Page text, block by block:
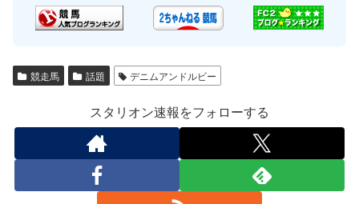
競走馬 話題 デニムアンドルビー
スタリオン速報をフォローする